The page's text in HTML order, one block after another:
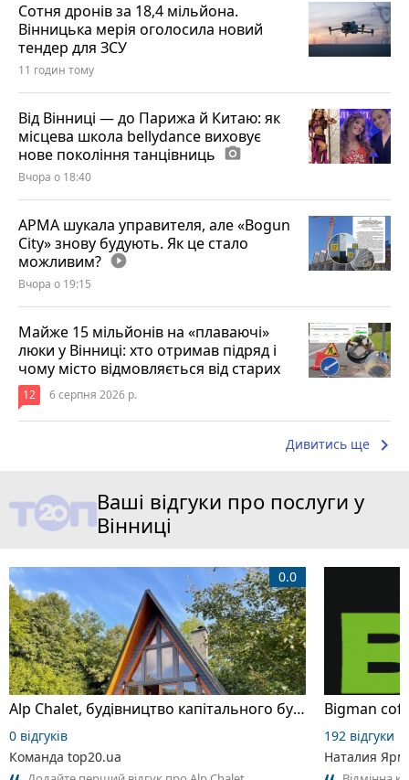
Сотня дронів за 18,4 мільйона.
Вінницька мерія оголосила новий
тендер для ЗСУ
11 годин тому
Від Вінниці — до Парижа й Китаю: як
місцева школа bellydance виховує
нове покоління танцівниць photo_camera
Вчора о 18:40
АРМА шукала управителя, але «Bogun
City» знову будують. Як це стало
можливим? play_circle_filled
Вчора о 19:15
Майже 15 мільйонів на «плаваючі»
люки у Вінниці: хто отримав підряд і
чому місто відмовляється від старих
12 6 серпня 2026 р.
Дивитись ще keyboard_arrow_right
Ваші відгуки про послуги у
Вінниці
Alp Chalet, будівництво капітального будинку
0.0
0 відгуків
Команда top20.ua
Bigman
192 відгуки
Наталия